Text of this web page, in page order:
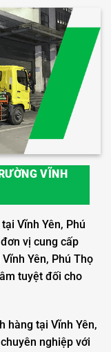
VĨNH
Vĩnh Yên, Phú
vị cung cấp
Yên, Phú Thọ
tuyệt đối cho
hàng tại Vĩnh Yên,
nghiệp với